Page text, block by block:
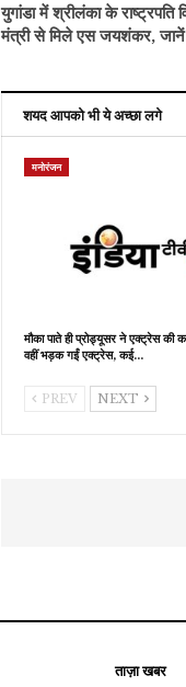
युगांडा में श्रीलंका के राष्ट्रपति
मंत्री से मिले एस जयशंकर, जानें
शयद आपको भी ये अच्छा लगे
मनोरंजन
मौका पाते ही प्रोड्यूसर ने एक्ट्रेस की
वहीं भड़क गईं एक्ट्रेस, कई…
PREV NEXT
ताज़ा खबर